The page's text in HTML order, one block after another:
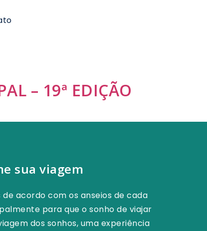
– 19ª EDIÇÃO
sua viagem
de acordo com os anseios de cada
para que o sonho de viajar
dos sonhos, uma experiência